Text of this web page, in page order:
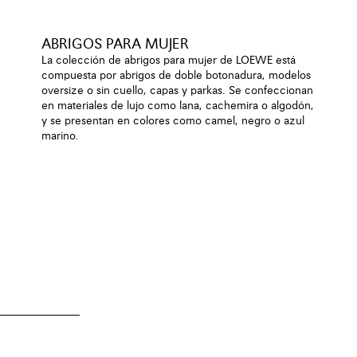
ABRIGOS PARA MUJER
La colección de abrigos para mujer de LOEWE está
compuesta por abrigos de doble botonadura, modelos
oversize o sin cuello, capas y parkas. Se confeccionan
en materiales de lujo como lana, cachemira o algodón,
y se presentan en colores como camel, negro o azul
marino.